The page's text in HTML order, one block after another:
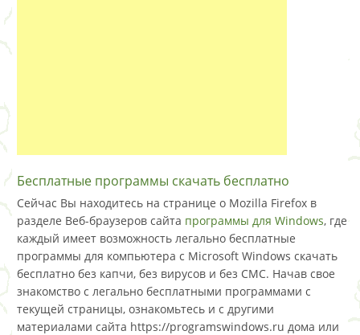
Бесплатные программы скачать бесплатно
Сейчас Вы находитесь на странице о Mozilla Firefox в
разделе Веб-браузеров сайта программы для Windows, где
каждый имеет возможность легально бесплатные
программы для компьютера с Microsoft Windows скачать
бесплатно без капчи, без вирусов и без СМС. Начав свое
знакомство с легально бесплатными программами с
текущей страницы, ознакомьтесь и с другими
материалами сайта https://programswindows.ru дома или